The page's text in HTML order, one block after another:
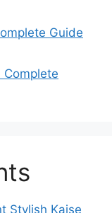
Guide
Complete
Stylish Kaise